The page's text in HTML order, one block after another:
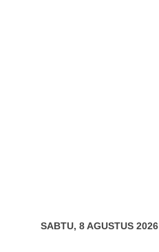
SABTU, 8 AGUSTUS 2026